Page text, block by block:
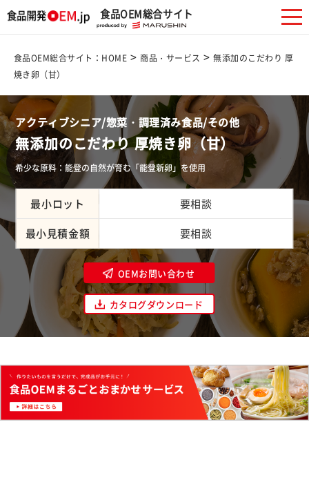
食品OEM総合サイト
食品OEM総合サイト：HOME > 商品・サービス >無添加のこだわり 厚
焼き卵（甘）
アクティブシニア/惣菜・調理済み食品/その他
無添加のこだわり 厚焼き卵（甘）
希少な原料：能登の自然が育む「能登新卵」を使用
最小ロット
要相談
最小見積金額
要相談
OEMお問い合わせ
カタログダウンロード